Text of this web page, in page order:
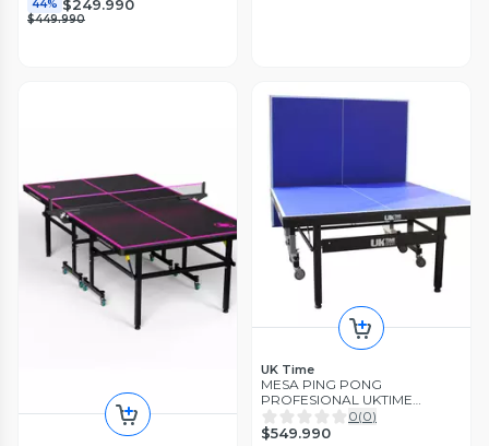
44% $249.990
$449.990
UK Time
MESA PING PONG
PROFESIONAL UKTIME
SUPREMACY 25MM
0(0)
$549.990